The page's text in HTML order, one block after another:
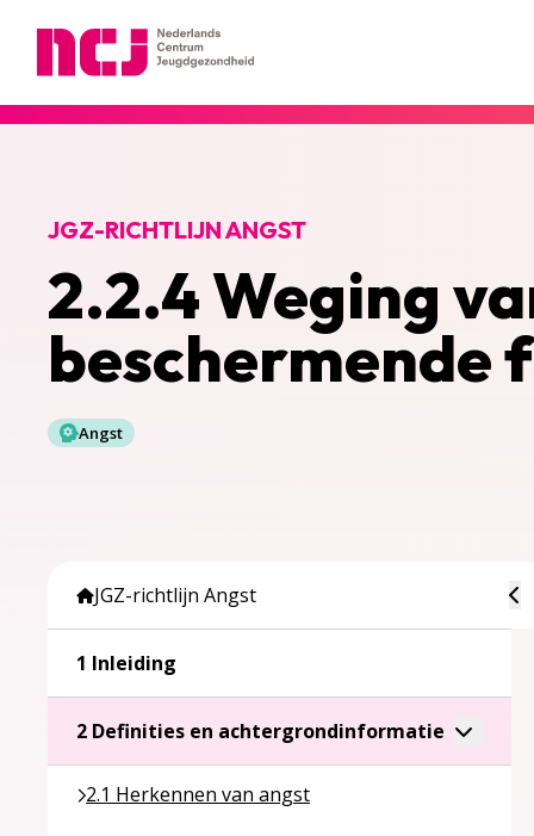
2.2.4 Weging
beschermende
JGZ-RICHTLIJN ANGST
Angst
JGZ-richtlijn Angst
1 Inleiding
2 Definities en achtergrondinformatie Ga naar
Toggle
2.1 Herkennen van angst
Ga naar pagina over 2.1 Herkennen van angst